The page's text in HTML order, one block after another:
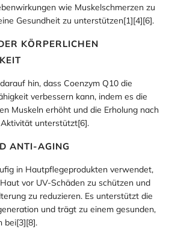
wie Muskelschmerzen zu
Gesundheit zu unterstützen[1][4][6].
KÖRPERLICHEN
hin, dass Coenzym Q10 die
verbessern kann, indem es die
Muskeln erhöht und die Erholung nach
unterstützt[6].
ANTI-AGING
in Hautpflegeprodukten verwendet,
vor UV-Schäden zu schützen und
zu reduzieren. Es unterstützt die
und trägt zu einem gesunden,
bei[3][8].